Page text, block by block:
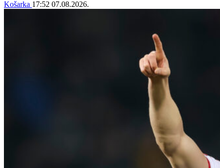
Košarka 17:52 07.08.2026.